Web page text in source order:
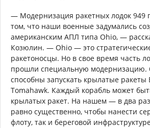
— Модернизация ракетных лодок 949
том, что наши военные задумались
американским АПЛ типа Ohio, —
Козюлин. — Ohio — это
ракетоносцы. Но в свое время часть
прошли специальную модернизацию.
способны запускать крылатые ракеты
Tomahawk. Каждый корабль может
крылатых ракет. На нашем — в два
равно существенно, чтобы нанести
флоту, так и береговой